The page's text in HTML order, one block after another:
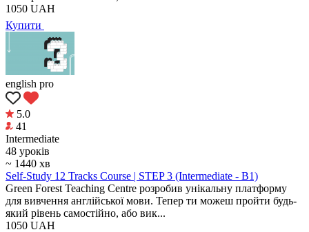
1050 UAH
Купити
english pro
5.0
41
Intermediate
48 уроків
~ 1440 хв
Self-Study 12 Tracks Course | STEP 3 (Intermediate - B1)
Green Forest Teaching Centre розробив унікальну платформу
для вивчення англійської мови. Тепер ти можеш пройти будь-
який рівень самостійно, або вик...
1050 UAH